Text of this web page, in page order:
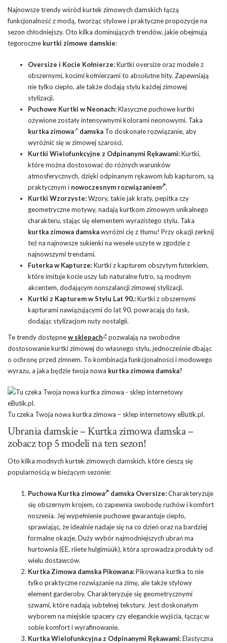
Najnowsze trendy wśród kurtek zimowych damskich łączą
funkcjonalność z modą, tworząc stylowe i praktyczne propozycje na
sezon chłodniejszy. Oto kilka dominujących trendów, jakie obejmują
tegoroczne kurtki zimowe damskie:
Oversize i Kocie Kołnierze:Kurtki oversize oraz modele z
obszernymi, kocimi kołnierzami to absolutne hity. Zapewniają
nie tylko ciepło, ale także dodają stylu każdej zimowej
stylizacji.
Puchowe Kurtki w Neonach:Klasyczne puchowe kurtki
ożywione zostały intensywnymi kolorami neonowymi. Taka
kurtka zimowa
damska To doskonałe rozwiązanie, aby
wyróżnić się w zimowej szarości.
Kurtki Wielofunkcyjne z Odpinanymi Rękawami:Kurtki,
które można dostosować do różnych warunków
atmosferycznych, dzięki odpinanym rękawom lub kapturom, są
praktycznym i nowoczesnym rozwiązaniem .
Kurtki Wzorzyste:Wzory, takie jak kraty, pepitka czy
geometryczne motywy, nadają kurtkom zimowym unikalnego
charakteru, stając się elementem wyrazistego stylu. Taka
kurtka zimowa damskawyróżni cię z tłumu! Przy okazji zerknij
też na najnowsze sukienki na wesele uszyte w zgodzie z
najnowszymi trendami.
Futerka w Kapturze:Kurtki z kapturem obszytym futerkiem,
które imituje kocie uszy lub naturalne futro, są modnym
akcentem, dodającym nonszalancji zimowej stylizacji.
Kurtki z Kapturem w Stylu Lat 90.:Kurtki z obszernymi
kapturami nawiązującymi do lat 90. powracają do łask,
dodając stylizacjom nuty nostalgii.
Te trendy dostępnew sklepach
pozwalają na swobodne
dostosowanie kurtki zimowej do własnego stylu, jednocześnie dbając
o ochronę przed zimnem. To kombinacja funkcjonalności i modowego
wyrazu, a jaka będzie twoja nowa kurtka zimowa damska?
Tu czeka Twoja nowa kurtka zimowa – sklep internetowy eButik.pl.
Ubrania damskie – Kurtka zimowa damska –
zobacz top 5 modeli na ten sezon!
Oto kilka modnych kurtek zimowych damskich, które cieszą się
popularnością w bieżącym sezonie:
Puchowa Kurtka zimowa damska Oversize:Charakteryzuje
się obszernym krojem, co zapewnia swobodę ruchów i komfort
noszenia. Jej wypełnienie puchowe gwarantuje ciepło,
sprawiając, że idealnie nadaje się na co dzień oraz na bardziej
formalne okazje. Duży wybór najmodniejszych ubrań ma
hurtownia (EE. riiete hulgimüük), która sprowadza produkty od
wielu dostawców.
Kurtka Zimowa damska Pikowana:Pikowana kurtka to nie
tylko praktyczne rozwiązanie na zimę, ale także stylowy
element garderoby. Charakteryzuje się geometrycznymi
szwami, które nadają subtelnej tekstury. Jest doskonałym
wyborem na miejskie spacery czy eleganckie wyjścia, łącząc w
sobie komfort i wyrafinowanie.
Kurtka Wielofunkcyjna z Odpinanymi Rękawami:Elastyczna